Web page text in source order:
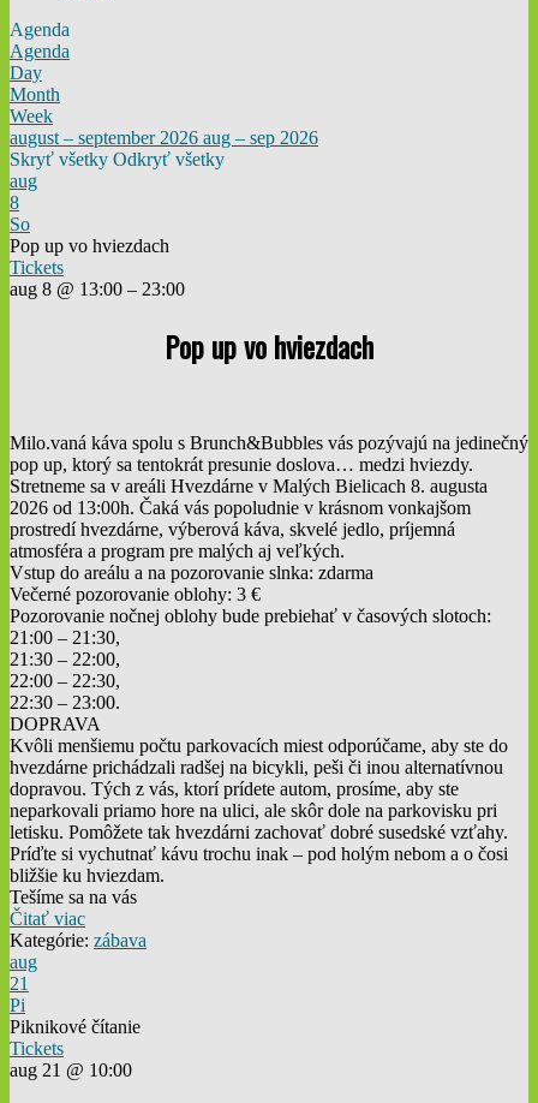
Agenda
Agenda
Day
Month
Week
august – september 2026 aug – sep 2026
Skryť všetky Odkryť všetky
aug
8
So
Pop up vo hviezdach
Tickets
aug 8 @ 13:00 – 23:00
Pop up vo hviezdach
Milo.vaná káva spolu s Brunch&Bubbles vás pozývajú na jedinečný
pop up, ktorý sa tentokrát presunie doslova… medzi hviezdy.
Stretneme sa v areáli Hvezdárne v Malých Bielicach 8. augusta
2026 od 13:00h. Čaká vás popoludnie v krásnom vonkajšom
prostredí hvezdárne, výberová káva, skvelé jedlo, príjemná
atmosféra a program pre malých aj veľkých.
Vstup do areálu a na pozorovanie slnka: zdarma
Večerné pozorovanie oblohy: 3 €
Pozorovanie nočnej oblohy bude prebiehať v časových slotoch:
21:00 – 21:30,
21:30 – 22:00,
22:00 – 22:30,
22:30 – 23:00.
DOPRAVA
Kvôli menšiemu počtu parkovacích miest odporúčame, aby ste do
hvezdárne prichádzali radšej na bicykli, peši či inou alternatívnou
dopravou. Tých z vás, ktorí prídete autom, prosíme, aby ste
neparkovali priamo hore na ulici, ale skôr dole na parkovisku pri
letisku. Pomôžete tak hvezdárni zachovať dobré susedské vzťahy.
Príďte si vychutnať kávu trochu inak – pod holým nebom a o čosi
bližšie ku hviezdam.
Tešíme sa na vás
Čitať viac
Kategórie: zábava
aug
21
Pi
Piknikové čítanie
Tickets
aug 21 @ 10:00